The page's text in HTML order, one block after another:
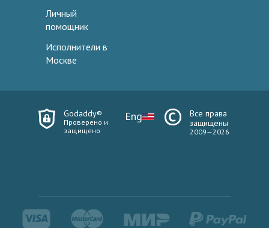
Личный
помощник
Исполнители в
Москве
Godaddy®
Проверено и
защищено
Eng
Все права
защищены
2009—2026